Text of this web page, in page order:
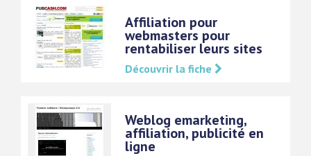
Affiliation pour
webmasters pour
rentabiliser leurs sites
Découvrir la fiche
Weblog emarketing,
affiliation, publicité en
ligne